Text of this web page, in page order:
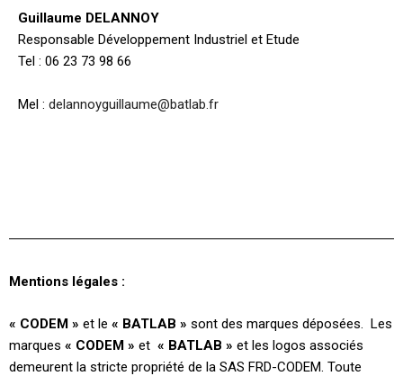
Guillaume DELANNOY
Responsable Développement Industriel et Etude
Tel : 06 23 73 98 66
Mel : delannoyguillaume@batlab.fr
Mentions légales :
« CODEM » et le « BATLAB » sont des marques déposées. Les
marques « CODEM » et « BATLAB » et les logos associés
demeurent la stricte propriété de la SAS FRD-CODEM. Toute